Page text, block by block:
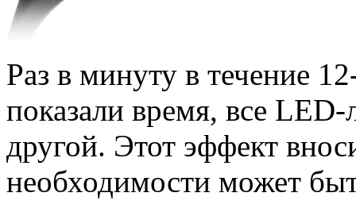
Раз в минуту в течение
показали время, все
другой. Этот эффект
необходимости может